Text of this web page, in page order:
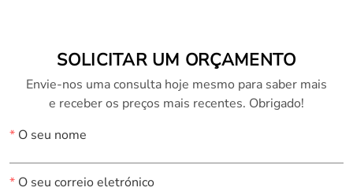
SOLICITAR UM ORÇAMENTO
Envie-nos uma consulta hoje mesmo para saber mais
e receber os preços mais recentes. Obrigado!
*O seu nome
*O seu correio eletrónico